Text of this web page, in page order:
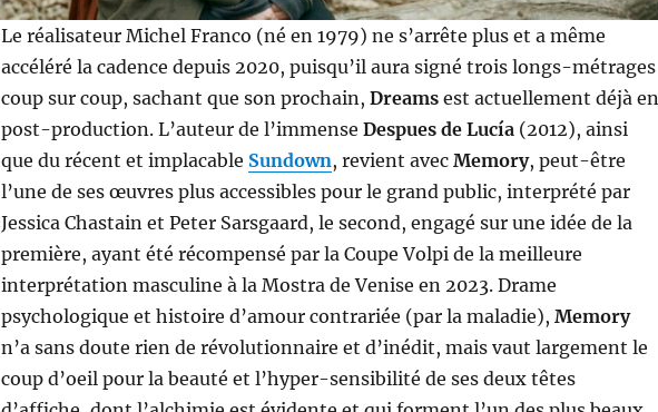
Le réalisateur Michel Franco (né en 1979) ne s’arrête plus et a même
accéléré la cadence depuis 2020, puisqu’il aura signé trois longs-métrages
coup sur coup, sachant que son prochain, Dreamsest actuellement déjà en
post-production. L’auteur de l’immense Despues de Lucía (2012), ainsi
que du récent et implacable Sundown, revient avec Memory, peut-être
l’une de ses œuvres plus accessibles pour le grand public, interprété par
Jessica Chastain et Peter Sarsgaard, le second, engagé sur une idée de la
première, ayant été récompensé par la Coupe Volpi de la meilleure
interprétation masculine à la Mostra de Venise en 2023. Drame
psychologique et histoire d’amour contrariée (par la maladie), Memory
n’a sans doute rien de révolutionnaire et d’inédit, mais vaut largement le
coup d’oeil pour la beauté et l’hyper-sensibilité de ses deux têtes